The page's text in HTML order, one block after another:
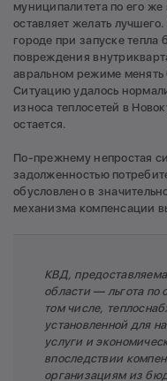
муниципалитета по его
оставляет желать
городе при запуске
повреждения
авральном режиме менять
Ситуацию удалось
износа теплосетей в
остается.
По-прежнему непростая
задолженностью
обусловлено в
механизма компенсации
КВД,
области — льгота по
том числе,
установленной для
услуги и
впоследствии
организациям из